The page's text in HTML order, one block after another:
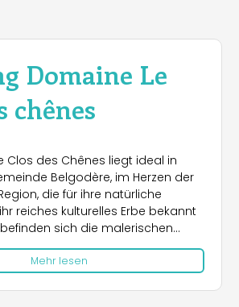
Domaine Le
chênes
Clos des Chênes liegt ideal in
Belgodère, im Herzen der
die für ihre natürliche
reiches kulturelles Erbe bekannt
sich die malerischen
L'Île-Rousse, die mit dem Auto in
zu erreichen sind und zahlreiche
Besichtigungen, Einkäufe und
Nur 10 Gehminuten entfernt
Mehr lesen